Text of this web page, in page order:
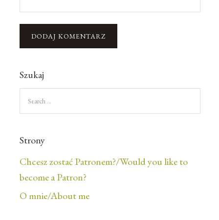
Szukaj
Strony
Chcesz zostać Patronem?/Would you like to
become a Patron?
O mnie/About me